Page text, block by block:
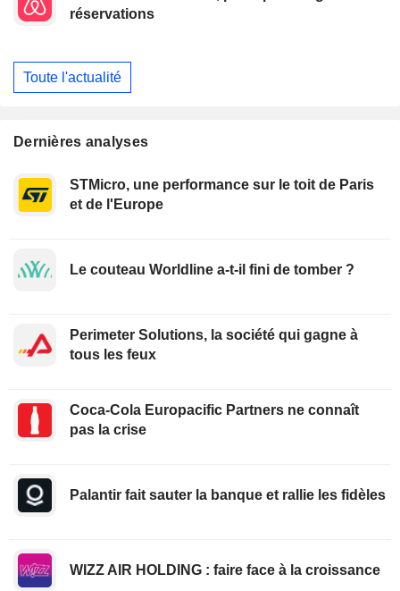
réservations
Toute l'actualité
Dernières analyses
STMicro, une performance sur le toit de Paris
et de l'Europe
Le couteau Worldline a-t-il fini de tomber ?
Perimeter Solutions, la société qui gagne à
tous les feux
Coca-Cola Europacific Partners ne connaît
pas la crise
Palantir fait sauter la banque et rallie les fidèles
WIZZ AIR HOLDING : faire face à la croissance